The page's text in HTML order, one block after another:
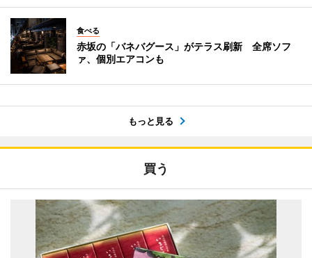
食べる
赤坂の「バネバグース」がテラス刷新 全席ソフ
ァ、個別エアコンも
もっと見る
買う